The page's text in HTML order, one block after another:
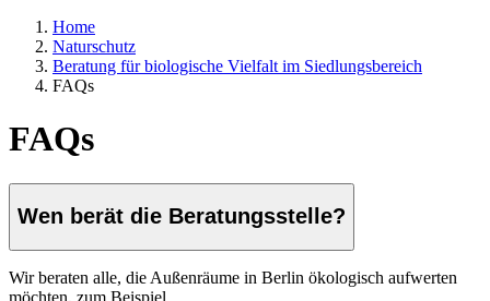
Home
Naturschutz
Beratung für biologische Vielfalt im Siedlungsbereich
FAQs
FAQs
Wen berät die Beratungsstelle?
Wir beraten alle, die Außenräume in Berlin ökologisch aufwerten
möchten, zum Beispiel